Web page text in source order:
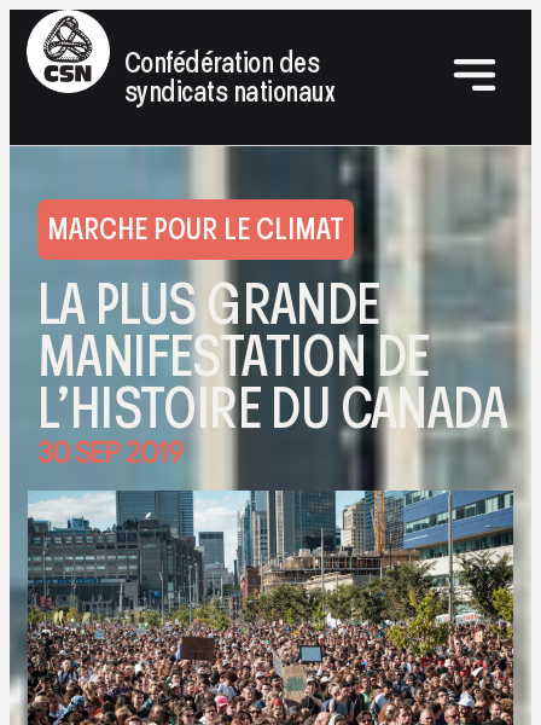
Confédération des
syndicats nationaux
MARCHE POUR LE CLIMAT
LA PLUS GRANDE
MANIFESTATION DE
L’HISTOIRE DU CANADA
30 SEP 2019